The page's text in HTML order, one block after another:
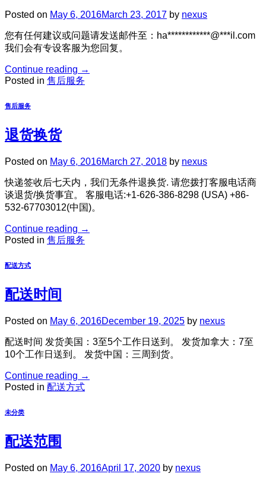
Posted on May 6, 2016March 23, 2017 by nexus
您有任何建议或问题请发送邮件至：ha************@***il.com
我们会有专设客服为您回复。
Continue reading →
Posted in 售后服务
售后服务
退货换货
Posted on May 6, 2016March 27, 2018 by nexus
快递签收后七天内，我们无条件退换货. 请您拨打客服电话商
谈退货/换货事宜。 客服电话:+1-626-386-8298 (USA) +86-
532-67703012(中国)。
Continue reading →
Posted in 售后服务
配送方式
配送时间
Posted on May 6, 2016December 19, 2025 by nexus
配送时间 发货美国：3至5个工作日送到。 发货加拿大：7至
10个工作日送到。 发货中国：三周到货。
Continue reading →
Posted in 配送方式
未分类
配送范围
Posted on May 6, 2016April 17, 2020 by nexus